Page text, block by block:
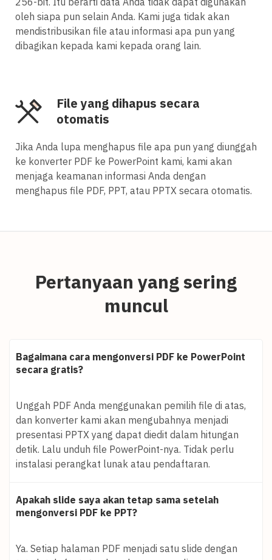
oleh siapa pun selain Anda. Kami juga tidak akan
mendistribusikan file atau informasi apa pun yang
dibagikan kepada kami kepada orang lain.
File yang dihapus secara
otomatis
Jika Anda lupa menghapus file apa pun yang diunggah
ke konverter PDF ke PowerPoint kami, kami akan
menjaga keamanan informasi Anda dengan
menghapus file PDF, PPT, atau PPTX secara otomatis.
Pertanyaan yang sering
muncul
Bagaimana cara mengonversi PDF ke PowerPoint
secara gratis?
Unggah PDF Anda menggunakan pemilih file di atas,
dan konverter kami akan mengubahnya menjadi
presentasi PPTX yang dapat diedit dalam hitungan
detik. Lalu unduh file PowerPoint-nya. Tidak perlu
instalasi perangkat lunak atau pendaftaran.
Apakah slide saya akan tetap sama setelah
mengonversi PDF ke PPT?
Ya. Setiap halaman PDF menjadi satu slide dengan